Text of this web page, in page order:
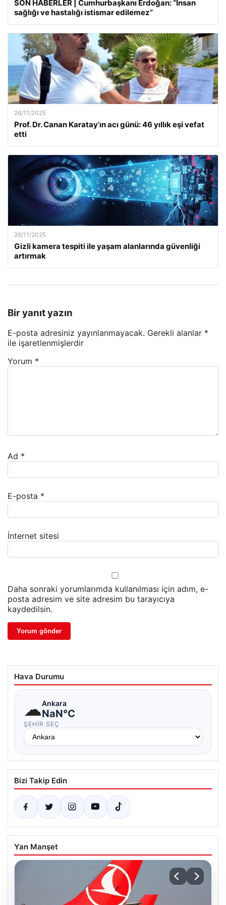
SON HABERLER | Cumhurbaşkanı Erdoğan: “İnsan
sağlığı ve hastalığı istismar edilemez”
26/11/2025
Prof. Dr. Canan Karatay’ın acı günü: 46 yıllık eşi vefat
etti
26/11/2025
Gizli kamera tespiti ile yaşam alanlarında güvenliği
artırmak
Bir yanıt yazın
E-posta adresiniz yayınlanmayacak. Gerekli alanlar *
ile işaretlenmişlerdir
Yorum *
Ad *
E-posta *
İnternet sitesi
Daha sonraki yorumlarımda kullanılması için adım, e-
posta adresim ve site adresim bu tarayıcıya
kaydedilsin.
Hava Durumu
☁Ankara
NaN°C
ŞEHIR SEÇ
Bizi Takip Edin
Yan Manşet